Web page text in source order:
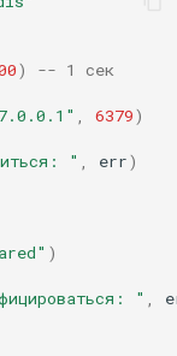
) -- 1 сек
6379)
" err)
)
"